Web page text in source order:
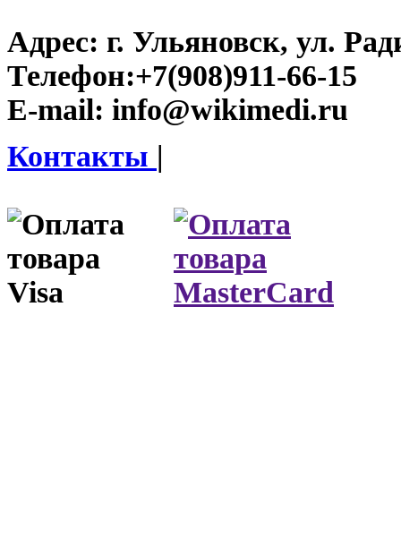
Адрес: г. Ульяновск, ул.
Телефон:+7(908)911-66-15
E-mail: info@wikimedi.ru
Контакты |